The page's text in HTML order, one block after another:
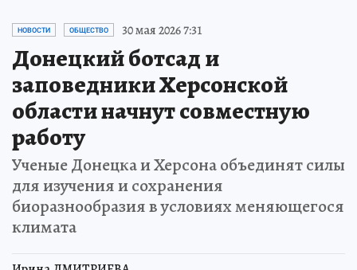
НОВОСТИ ОБЩЕСТВО 30 мая 2026 7:31
Донецкий ботсад и
заповедники Херсонской
области начнут совместную
работу
Ученые Донецка и Херсона объединят силы
для изучения и сохранения
биоразнообразия в условиях меняющегося
климата